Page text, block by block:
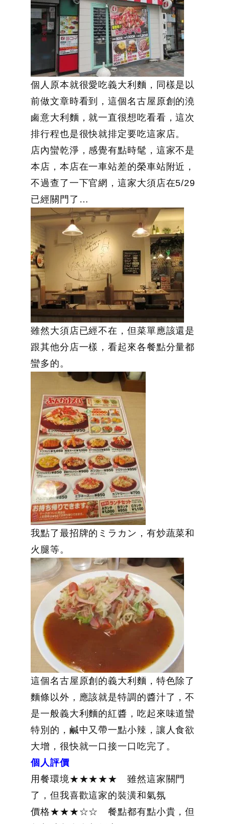
個人原本就很愛吃義大利麵，同樣是以
前做文章時看到，這個名古屋原創的澆
鹵意大利麵，就一直很想吃看看，這次
排行程也是很快就排定要吃這家店。
店內蠻乾淨，感覺有點時髦，這家不是
本店，本店在一車站差的榮車站附近，
不過查了一下官網，這家大須店在5/29
已經關門了…
雖然大須店已經不在，但菜單應該還是
跟其他分店一樣，看起來各餐點分量都
蠻多的。
我點了最招牌的ミラカン，有炒蔬菜和
火腿等。
這個名古屋原創的義大利麵，特色除了
麵條以外，應該就是特調的醬汁了，不
是一般義大利麵的紅醬，吃起來味道蠻
特別的，鹹中又帶一點小辣，讓人食欲
大增，很快就一口接一口吃完了。
個人評價
用餐環境★★★★★ 雖然這家關門
了，但我喜歡這家的裝潢和氣氛
價格★★★☆☆ 餐點都有點小貴，但